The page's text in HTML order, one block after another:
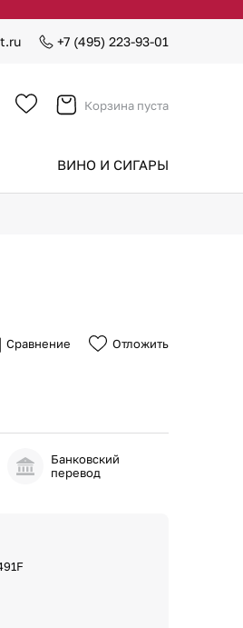
+7 (495) 223-93-01
Корзина пуста
ВИНО И СИГАРЫ
Сравнение Отложить
Банковский
перевод